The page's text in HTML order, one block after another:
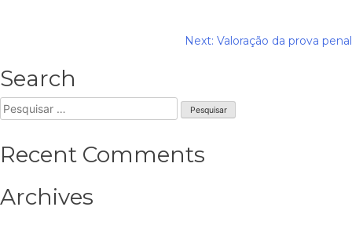
de
artigos
Next: Valoração da prova penal
Search
Pesquisar
por:
Recent Comments
Archives